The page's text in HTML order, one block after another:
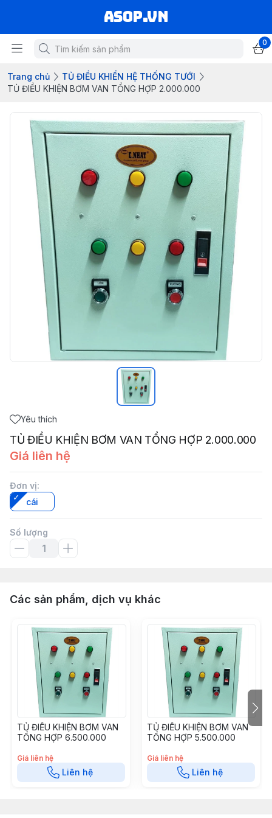
asop.vn
0
Trang chủ
TỦ ĐIỀU KHIỂN HỆ THỐNG TƯỚI
TỦ ĐIỀU KHIỆN BƠM VAN TỔNG HỢP 2.000.000
Yêu thích
TỦ ĐIỀU KHIỆN BƠM VAN TỔNG HỢP 2.000.000
Giá liên hệ
Đơn vị:
cái
Số lượng
Các sản phẩm, dịch vụ khác
TỦ ĐIỀU KHIỆN BƠM VAN
TỔNG HỢP 6.500.000
Giá liên hệ
Liên hệ
TỦ ĐIỀU KHIỆN BƠM VAN
TỔNG HỢP 5.500.000
Giá liên hệ
Liên hệ